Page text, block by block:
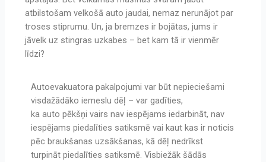
atbilstošam velkošā auto jaudai, nemaz nerunājot par
troses stiprumu. Un, ja bremzes ir bojātas, jums ir
jāvelk uz stingras uzkabes – bet kam tā ir vienmēr
līdzi?
Autoevakuatora pakalpojumi var būt nepieciešami
visdažādāko iemeslu dēļ – var gadīties,
ka auto pēkšņi vairs nav iespējams iedarbināt, nav
iespējams piedalīties satiksmē vai kaut kas ir noticis
pēc braukšanas uzsākšanas, kā dēļ nedrīkst
turpināt piedalīties satiksmē. Visbiežāk šādās